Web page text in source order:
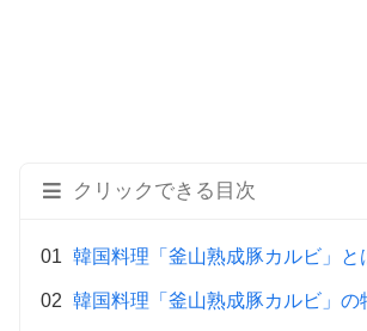
クリックできる目次
韓国料理「釜山熟成豚カルビ」と
韓国料理「釜山熟成豚カルビ」の